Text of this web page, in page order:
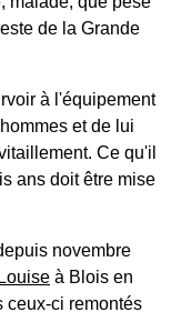
de la Grande
à l'équipement
et de lui
Ce qu'il
ans doit être mise
novembre
à Blois en
ceux-ci remontés